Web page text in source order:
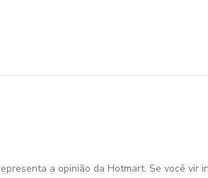
a opinião da Hotmart. Se você vir